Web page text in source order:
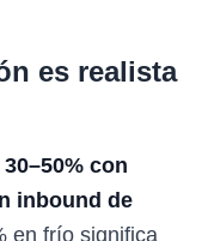
es realista
con
inbound de
en frío significa